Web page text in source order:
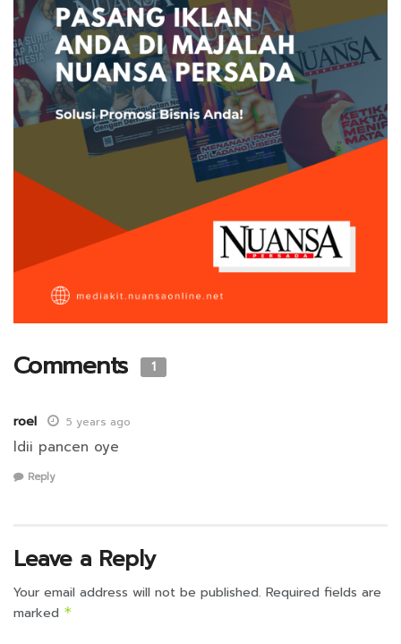
Comments 1
roel 5 years ago
ldii pancen oye
Reply
Leave a Reply
Your email address will not be published. Required fields are
marked *